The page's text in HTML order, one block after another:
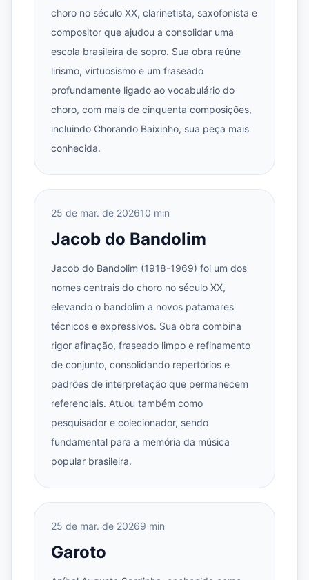
choro no século XX, clarinetista, saxofonista e
compositor que ajudou a consolidar uma
escola brasileira de sopro. Sua obra reúne
lirismo, virtuosismo e um fraseado
profundamente ligado ao vocabulário do
choro, com mais de cinquenta composições,
incluindo Chorando Baixinho, sua peça mais
conhecida.
25 de mar. de 202610 min
Jacob do Bandolim
Jacob do Bandolim (1918-1969) foi um dos
nomes centrais do choro no século XX,
elevando o bandolim a novos patamares
técnicos e expressivos. Sua obra combina
rigor afinação, fraseado limpo e refinamento
de conjunto, consolidando repertórios e
padrões de interpretação que permanecem
referenciais. Atuou também como
pesquisador e colecionador, sendo
fundamental para a memória da música
popular brasileira.
25 de mar. de 20269 min
Garoto